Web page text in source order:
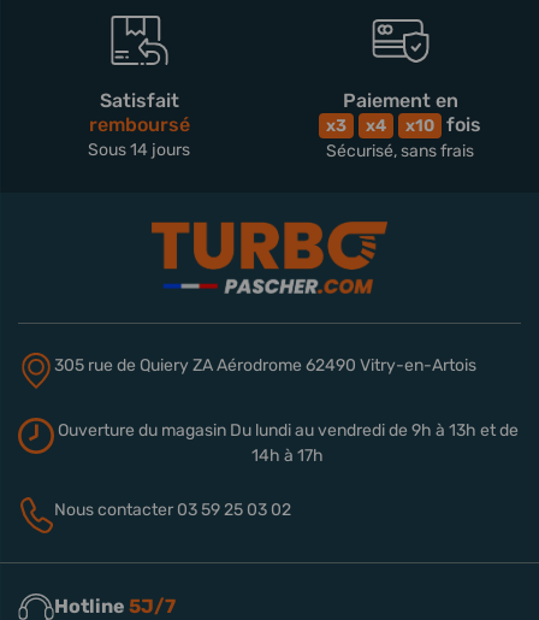
Satisfait
remboursé
Sous 14 jours
Paiement en
x3 x4 x10 fois
Sécurisé, sans frais
305 rue de QuieryZA Aérodrome 62490 Vitry-en-Artois
Ouverture du magasinDu lundi au vendredi de 9h à 13h et de
14h à 17h
Nous contacter 03 59 25 03 02
Hotline 5J/7